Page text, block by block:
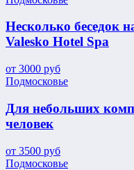
Несколько беседок
Valesko Hotel Spa
от 3000 руб
Подмосковье
Для небольших
человек
от 3500 руб
Подмосковье